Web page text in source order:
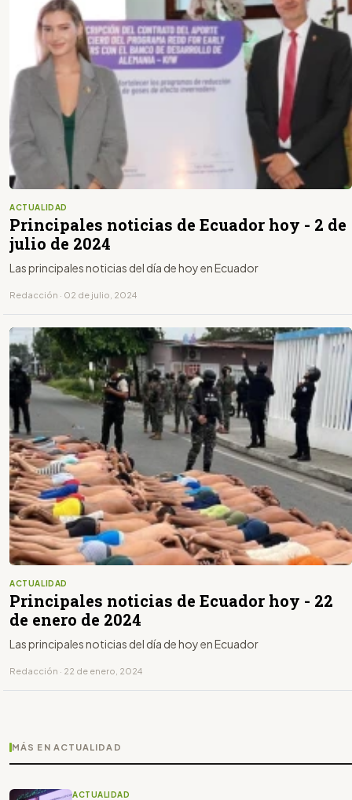
ACTUALIDAD
Principales noticias de Ecuador hoy - 2 de
julio de 2024
Las principales noticias del día de hoy en Ecuador
Redacción · 02 de julio, 2024
ACTUALIDAD
Principales noticias de Ecuador hoy - 22
de enero de 2024
Las principales noticias del día de hoy en Ecuador
Redacción · 22 de enero, 2024
MÁS EN ACTUALIDAD
ACTUALIDAD